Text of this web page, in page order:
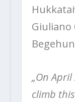
Giuliano
„On
climb